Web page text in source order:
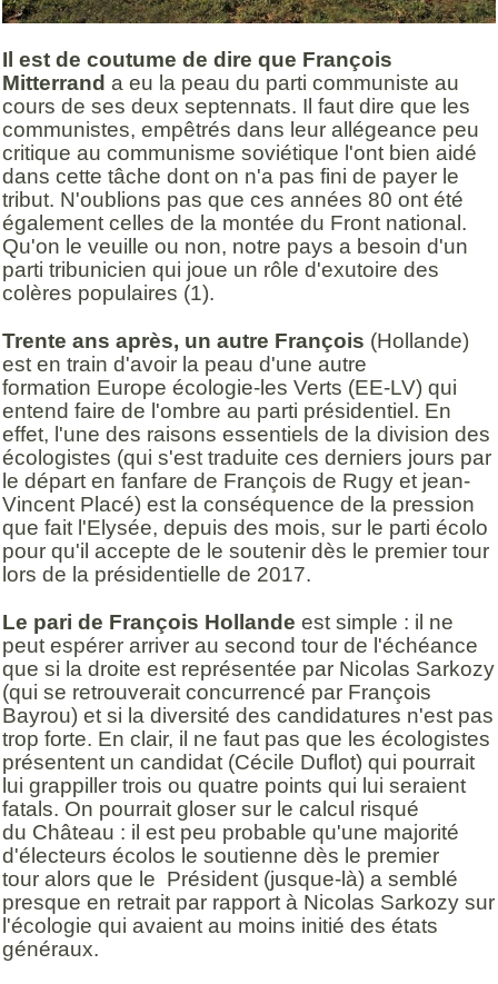
Il est de coutume de dire que François
Mitterrand a eu la peau du parti communiste au
cours de ses deux septennats. Il faut dire que les
communistes, empêtrés dans leur allégeance peu
critique au communisme soviétique l'ont bien aidé
dans cette tâche dont on n'a pas fini de payer le
tribut. N'oublions pas que ces années 80 ont été
également celles de la montée du Front national.
Qu'on le veuille ou non, notre pays a besoin d'un
parti tribunicien qui joue un rôle d'exutoire des
colères populaires (1).
Trente ans après, un autre François (Hollande)
est en train d'avoir la peau d'une autre
formation Europe écologie-les Verts (EE-LV) qui
entend faire de l'ombre au parti présidentiel. En
effet, l'une des raisons essentiels de la division des
écologistes (qui s'est traduite ces derniers jours par
le départ en fanfare de François de Rugy et jean-
Vincent Placé) est la conséquence de la pression
que fait l'Elysée, depuis des mois, sur le parti écolo
pour qu'il accepte de le soutenir dès le premier tour
lors de la présidentielle de 2017.
Le pari de François Hollande est simple : il ne
peut espérer arriver au second tour de l'échéance
que si la droite est représentée par Nicolas Sarkozy
(qui se retrouverait concurrencé par François
Bayrou) et si la diversité des candidatures n'est pas
trop forte. En clair, il ne faut pas que les écologistes
présentent un candidat (Cécile Duflot) qui pourrait
lui grappiller trois ou quatre points qui lui seraient
fatals. On pourrait gloser sur le calcul risqué
du Château : il est peu probable qu'une majorité
d'électeurs écolos le soutienne dès le premier
tour alors que le Président (jusque-là) a semblé
presque en retrait par rapport à Nicolas Sarkozy sur
l'écologie qui avaient au moins initié des états
généraux.